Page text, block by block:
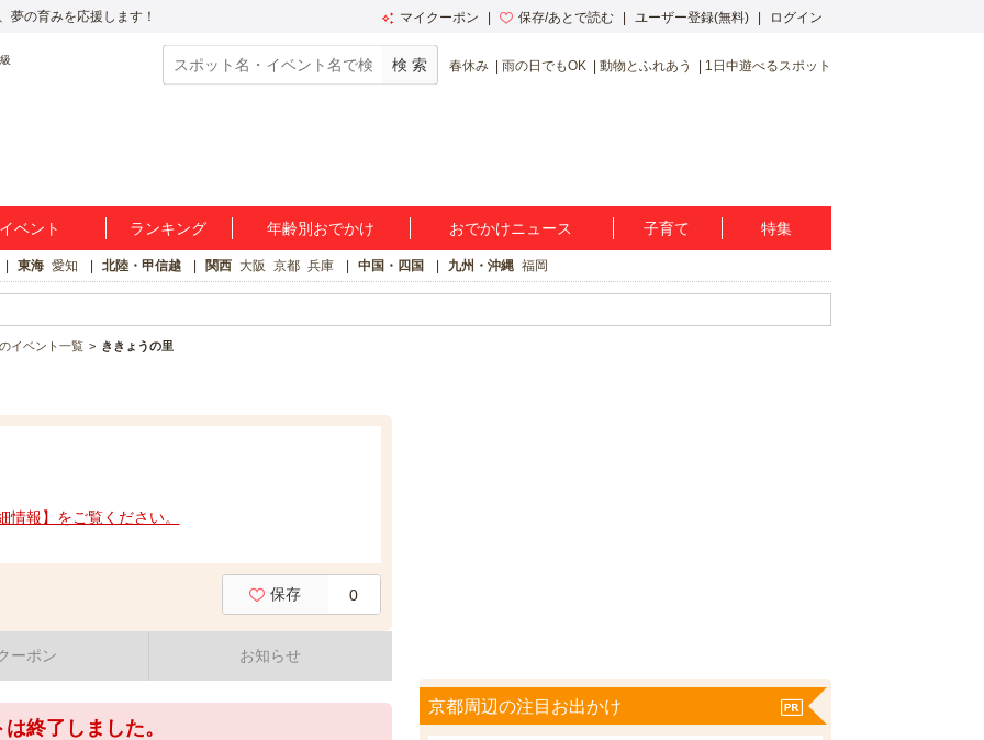
夢の育みを応援します！ マイクーポン 保存/あとで読む ユーザー登録(無料) ログイン
春休み 雨の日でもOK 動物とふれあう 1日中遊べるスポット
ベント ランキング 年齢別おでかけ おでかけニュース 子育て 特集
東海 愛知 北陸・甲信越 関西 大阪 京都 兵庫 中国・四国 九州・沖縄 福岡
イベント一覧 ききょうの里
報】をご覧ください。
保存 0
ーポン お知らせ
終了しました。
京都周辺の注目お出かけ